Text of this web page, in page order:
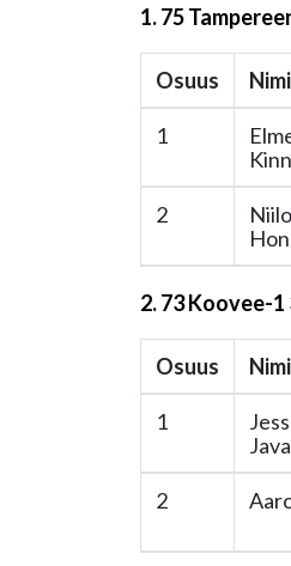
1. 75
Osuus Nimi
1
2
Niilo
2. 73 Koovee-1
Osuus Nimi
1
2